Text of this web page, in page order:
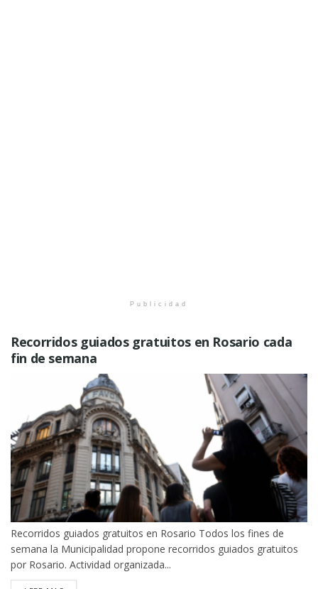
Publicidad
Recorridos guiados gratuitos en Rosario cada
fin de semana
Recorridos guiados gratuitos en Rosario Todos los fines de
semana la Municipalidad propone recorridos guiados gratuitos
por Rosario. Actividad organizada...